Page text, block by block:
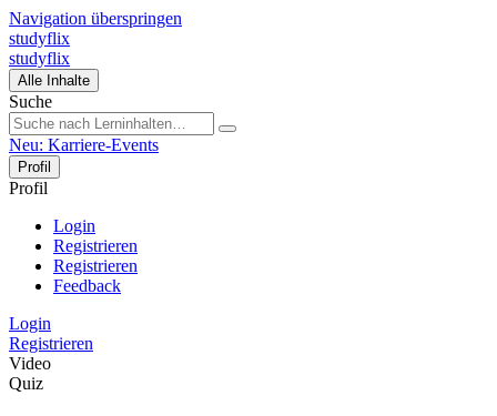
Navigation überspringen
studyflix
studyflix
Alle Inhalte
Suche
Neu: Karriere-Events
Profil
Profil
Login
Registrieren
Registrieren
Feedback
Login
Registrieren
Video
Quiz